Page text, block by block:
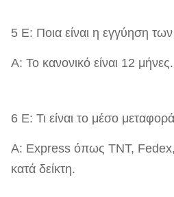
5 Ε: Ποια είναι η εγγύηση
Α: Το κανονικό είναι 12 μήνες.
6 Ε: Τι είναι το μέσο
Α: Express όπως TNT,
κατά δείκτη.